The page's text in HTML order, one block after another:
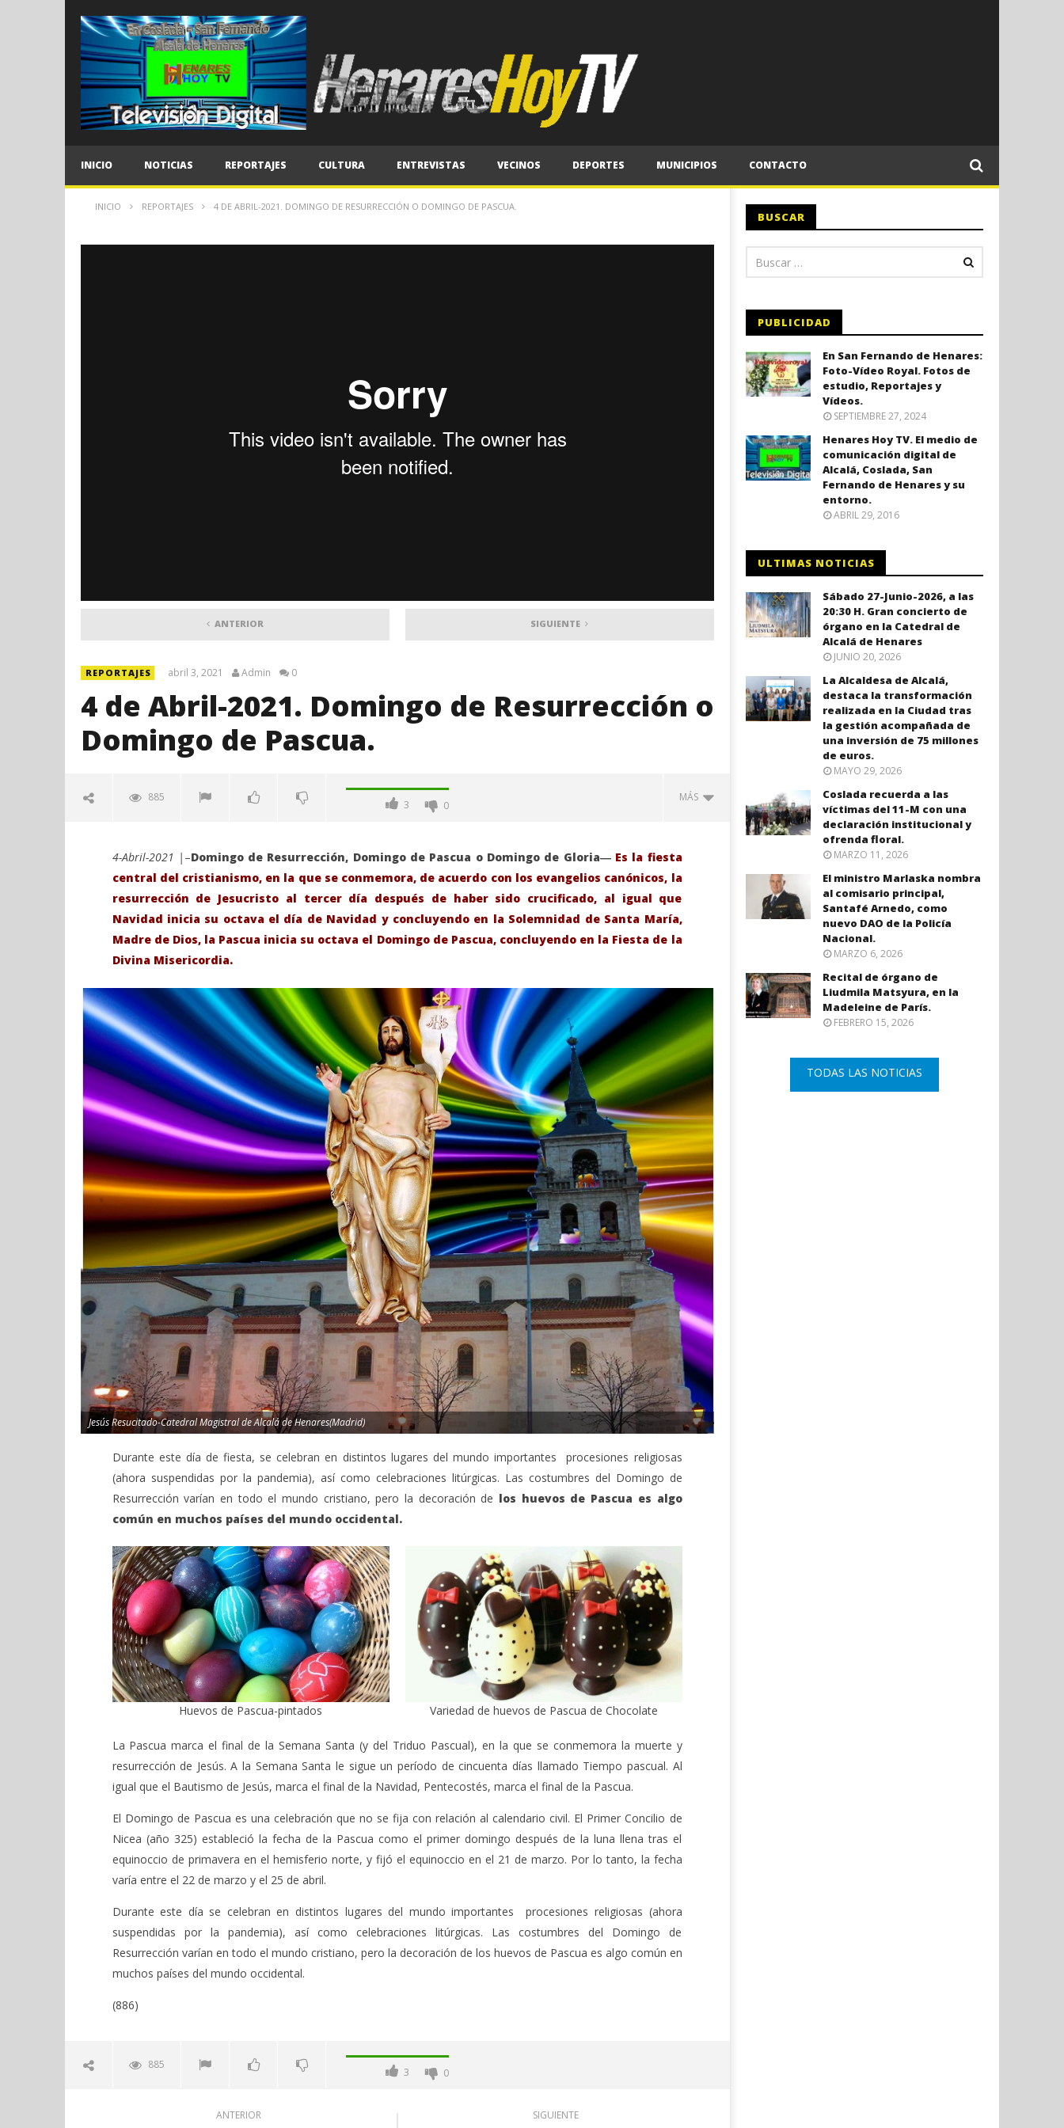
INICIO NOTICIAS REPORTAJES CULTURA ENTREVISTAS VECINOS DEPORTES MUNICIPIOS CONTACTO
INICIO REPORTAJES 4 DE ABRIL-2021. DOMINGO DE RESURRECCIÓN O DOMINGO DE PASCUA.
ANTERIOR SIGUIENTE
REPORTAJES abril 3, 2021 Admin 0
4 de Abril-2021. Domingo de Resurrección o
Domingo de Pascua.
885
3 0
MÁS
VIENDO AHORA
4 de Abril-2021. Domingo de
Resurrección o Domingo de
Pascua.
abril
3,
2021
Admin
Sábado 27-Junio-2026, a las 20:30
H. Gran concierto de órgano en la
Catedral de Alcalá de Henares
abril
3,
2021
Admin
La Alcaldesa de Alcalá, destaca la
transformación realizada en la
Ciudad tras la gestión
acompañada de una inversión de
75 millones de euros.
abril
3,
2021
Admin
Coslada recuerda a las víctimas
del 11-M con una declaración
institucional y ofrenda floral.
El ministro Marlaska
comisario principal,
3,
4-Abril-2021 | –Domingo de Resurrección, Domingo de Pascua o Domingo de Gloria― Es la fiesta
central del cristianismo,​ en la que se conmemora, de acuerdo con los evangelios canónicos, la
resurrección de Jesucristo al tercer día después de haber sido crucificado, al igual que
Navidad inicia su octava el día de Navidad y concluyendo en la Solemnidad de Santa María,
Madre de Dios, la Pascua inicia su octava el Domingo de Pascua, concluyendo en la Fiesta de la
Divina Misericordia.
Jesús Resucitado-Catedral Magistral de Alcalá de Henares(Madrid)
Durante este día de fiesta, se celebran en distintos lugares del mundo importantes procesiones religiosas
(ahora suspendidas por la pandemia), así como celebraciones litúrgicas.​ Las costumbres del Domingo de
Resurrección varían en todo el mundo cristiano, pero la decoración de los huevos de Pascua es algo
común en muchos países del mundo occidental.​
Huevos de Pascua-pintados Variedad de huevos de Pascua de Chocolate
La Pascua marca el final de la Semana Santa (y del Triduo Pascual), en la que se conmemora la muerte y
resurrección de Jesús. A la Semana Santa le sigue un período de cincuenta días llamado Tiempo pascual. Al
igual que el Bautismo de Jesús, marca el final de la Navidad, Pentecostés, marca el final de la Pascua.​
El Domingo de Pascua es una celebración que no se fija con relación al calendario civil.​ El Primer Concilio de
Nicea (año 325) estableció la fecha de la Pascua como el primer domingo después de la luna llena tras el
equinoccio de primavera en el hemisferio norte, y fijó el equinoccio en el 21 de marzo.​ Por lo tanto, la fecha
varía entre el 22 de marzo y el 25 de abril.​
Durante este día se celebran en distintos lugares del mundo importantes procesiones religiosas (ahora
suspendidas por la pandemia), así como celebraciones litúrgicas.​ Las costumbres del Domingo de
Resurrección varían en todo el mundo cristiano, pero la decoración de los huevos de Pascua es algo común en
muchos países del mundo occidental.​
(886)
885
3 0
ANTERIOR SIGUIENTE
BUSCAR
PUBLICIDAD
En San Fernando de Henares:
Foto-Vídeo Royal. Fotos de
estudio, Reportajes y
Vídeos.
SEPTIEMBRE 27, 2024
Henares Hoy TV. El medio de
comunicación digital de
Alcalá, Coslada, San
Fernando de Henares y su
entorno.
ABRIL 29, 2016
ULTIMAS NOTICIAS
Sábado 27-Junio-2026, a las
20:30 H. Gran concierto de
órgano en la Catedral de
Alcalá de Henares
JUNIO 20, 2026
La Alcaldesa de Alcalá,
destaca la transformación
realizada en la Ciudad tras
la gestión acompañada de
una inversión de 75 millones
de euros.
MAYO 29, 2026
Coslada recuerda a las
víctimas del 11-M con una
declaración institucional y
ofrenda floral.
MARZO 11, 2026
El ministro Marlaska nombra
al comisario principal,
Santafé Arnedo, como
nuevo DAO de la Policía
Nacional.
MARZO 6, 2026
Recital de órgano de
Liudmila Matsyura, en la
Madeleine de París.
FEBRERO 15, 2026
TODAS LAS NOTICIAS